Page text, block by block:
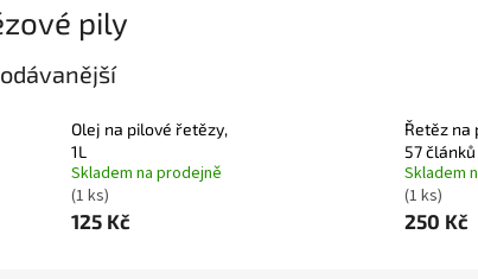
pily
Olej na pilové řetězy,
1L
Skladem na prodejně
(1 ks)
125 Kč
Řetěz na
57 článků
Skladem
(1 ks)
250 Kč